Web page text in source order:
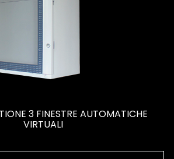
3 FINESTRE AUTOMATICHE
VIRTUALI